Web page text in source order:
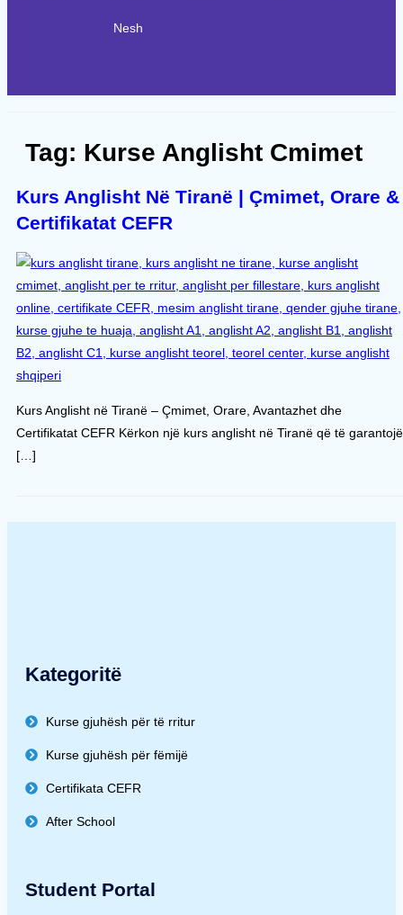
Nesh
Tag: Kurse Anglisht Cmimet
Kurs Anglisht Në Tiranë | Çmimet, Orare &
Certifikatat CEFR
Kurs Anglisht në Tiranë – Çmimet, Orare, Avantazhet dhe
Certifikatat CEFR Kërkon një kurs anglisht në Tiranë që të garantojë
[…]
Kategoritë
Kurse gjuhësh për të rritur
Kurse gjuhësh për fëmijë
Certifikata CEFR
After School
Student Portal